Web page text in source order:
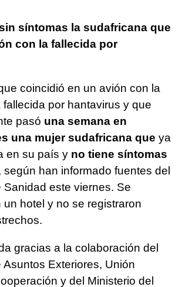
síntomas la sudafricana que
con la fallecida por
coincidió en un avión con la
por hantavirus y que
pasó una semana en
una mujer sudafricana que ya
en su país y no tiene síntomas
según han informado fuentes del
Sanidad este viernes. Se
un hotel y no se registraron
gracias a la colaboración del
Asuntos Exteriores, Unión
y del Ministerio del